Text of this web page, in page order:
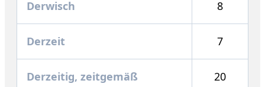
Derwisch 8
Derzeit 7
Derzeitig, zeitgemäß 20